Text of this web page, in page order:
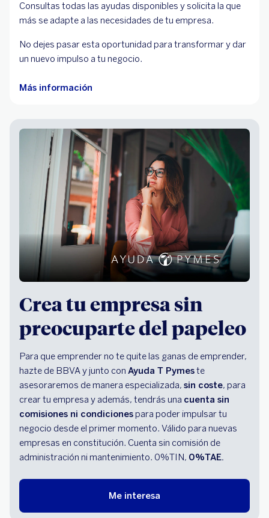
Consultas todas las ayudas disponibles y solicita la que
más se adapte a las necesidades de tu empresa.
No dejes pasar esta oportunidad para transformar y dar
un nuevo impulso a tu negocio.
Más información
Crea tu empresa sin
preocuparte del papeleo
Para que emprender no te quite las ganas de emprender,
hazte de BBVA y junto con Ayuda T Pymeste
asesoraremos de manera especializada, sin coste, para
crear tu empresa y además, tendrás una cuenta sin
comisiones ni condicionespara poder impulsar tu
negocio desde el primer momento. Válido para nuevas
empresas en constitución. Cuenta sin comisión de
administración ni mantenimiento. 0%TIN, 0%TAE.
Me interesa